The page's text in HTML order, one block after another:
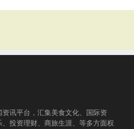
讯平台，汇集美食文化、国际资
投资理财、商旅生涯、等多方面权